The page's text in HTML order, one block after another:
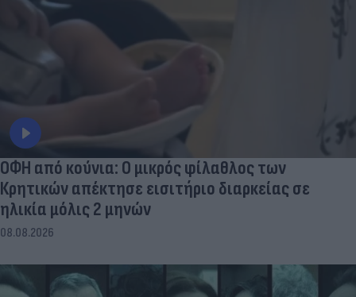
ΟΦΗ από κούνια: Ο μικρός φίλαθλος των
Κρητικών απέκτησε εισιτήριο διαρκείας σε
ηλικία μόλις 2 μηνών
08.08.2026